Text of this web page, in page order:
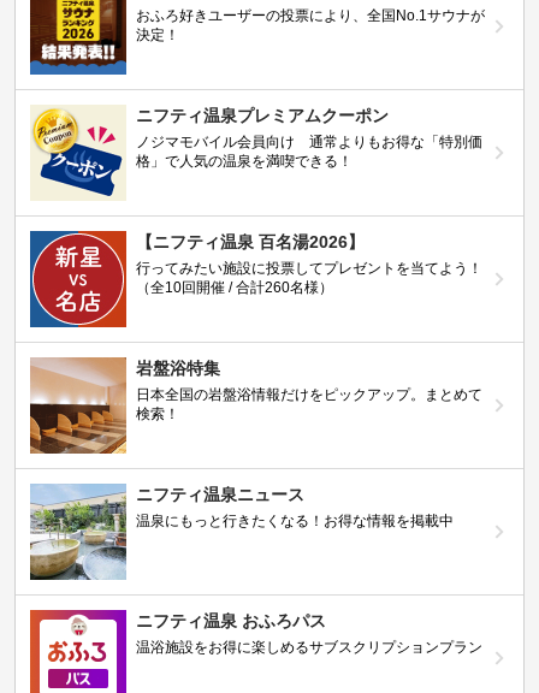
おふろ好きユーザーの投票により、全国No.1サウナが
決定！
ニフティ温泉プレミアムクーポン
ノジマモバイル会員向け 通常よりもお得な「特別価
格」で人気の温泉を満喫できる！
【ニフティ温泉 百名湯2026】
行ってみたい施設に投票してプレゼントを当てよう！
（全10回開催 / 合計260名様）
岩盤浴特集
日本全国の岩盤浴情報だけをピックアップ。まとめて
検索！
ニフティ温泉ニュース
温泉にもっと行きたくなる！お得な情報を掲載中
ニフティ温泉 おふろパス
温浴施設をお得に楽しめるサブスクリプションプラン